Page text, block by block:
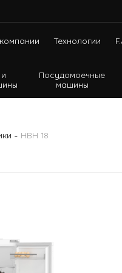
Технологии
Посудомоечные
машины
Холодильники с
Холодильники
- HBH 18